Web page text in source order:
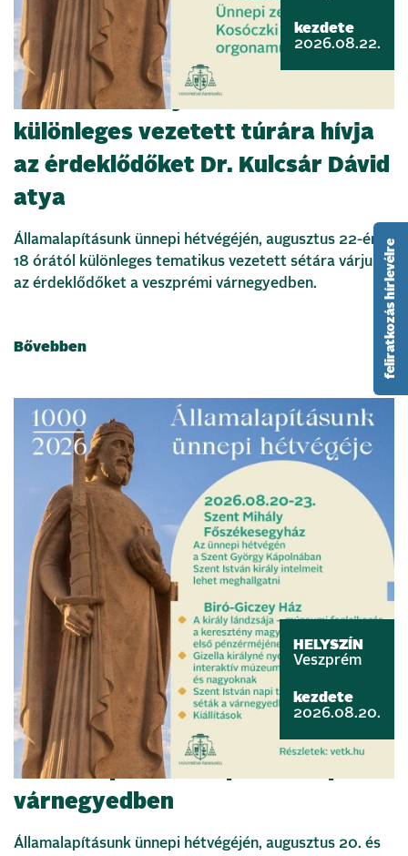
kezdete
2026.08.22.
Szent István nyomában –
különleges vezetett túrára hívja
az érdeklődőket Dr. Kulcsár Dávid
atya
Államalapításunk ünnepi hétvégéjén, augusztus 22-én
18 órától különleges tematikus vezetett sétára várjuk
az érdeklődőket a veszprémi várnegyedben.
Bővebben
HELYSZÍN
Veszprém
kezdete
2026.08.20.
Államalapítás ünnepe a veszprémi
várnegyedben
Államalapításunk ünnepi hétvégéjén, augusztus 20. és
feliratkozás hírlevélre